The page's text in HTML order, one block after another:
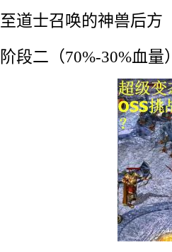
至道士召唤的神兽后方
阶段二（70%-30%血量）